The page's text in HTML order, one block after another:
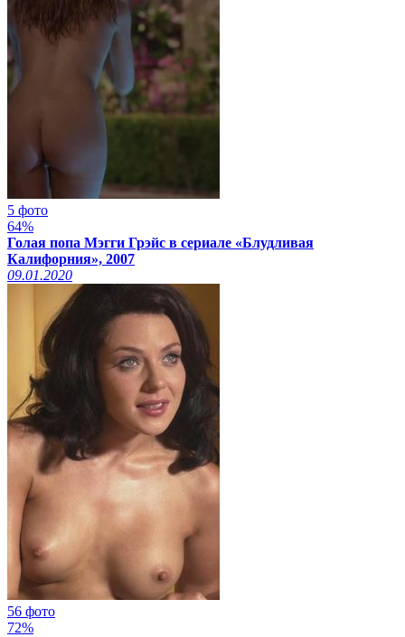
5 фото
64%
Голая попа Мэгги Грэйс в сериале «Блудливая
Калифорния», 2007
09.01.2020
56 фото
72%